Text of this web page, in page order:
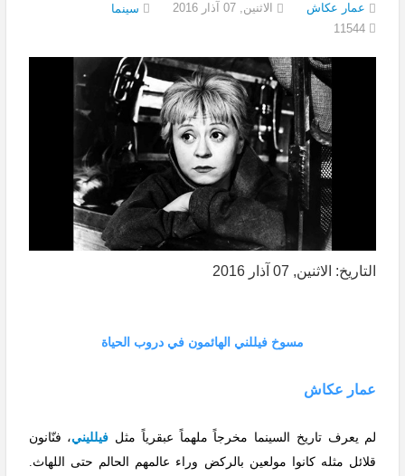
عمار عكاش الاثنين, 07 آذار 2016
سينما
التاريخ: الاثنين, 07 آذار 2016
مسوخ فيللني الهائمون في دروب الحياة
عمار عكاش
لم يعرف تاريخ السينما مخرجاً ملهماً عبقرياً مثل فيلليني، فنّانون
قلائل مثله كانوا مولعين بالركض وراء عالمهم الحالم حتى اللهاث.